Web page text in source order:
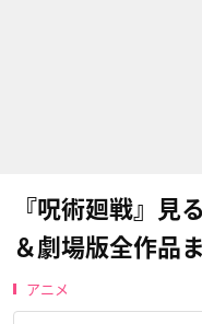
『呪術廻戦』見
＆劇場版全作品
アニメ